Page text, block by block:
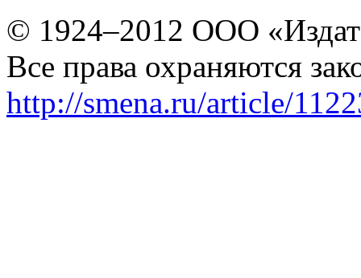
© 1924–2012 ООО
Все права охраняются
http://smena.ru/article/